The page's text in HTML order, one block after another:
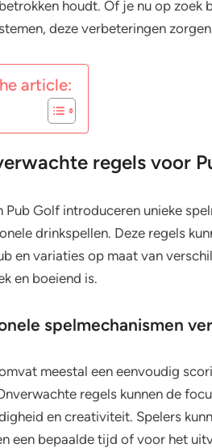
houdt. Of je nu op zoek
deze verbeteringen
article:
regels voor
Pub Golf introduceren unieke
drinkspellen. Deze regels
en variaties op maat van
en boeiend is.
spelmechanismen
meestal een eenvoudig
regels kunnen de
en creativiteit. Spelers
een bepaalde tijd of voor het